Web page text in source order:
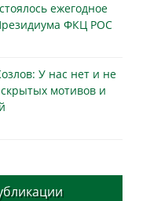
ежегодное
ФКЦ РОС
У нас нет и не
мотивов и